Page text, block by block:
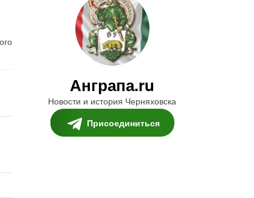
Анграпа.ru
Новости и история Черняховска
Присоединиться